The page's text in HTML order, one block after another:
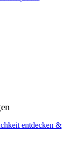
entdecken &